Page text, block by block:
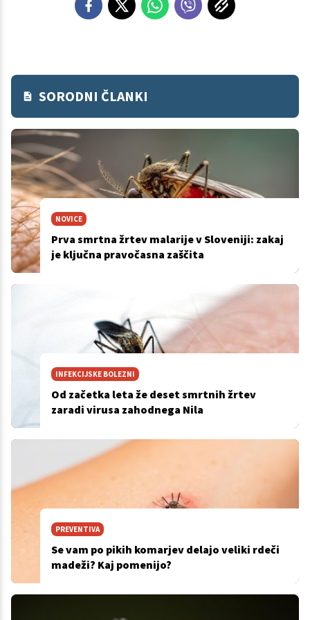
SORODNI ČLANKI
NOVICE
Prva smrtna žrtev malarije v Sloveniji: zakaj
je ključna pravočasna zaščita
INFEKCIJSKE BOLEZNI
Od začetka leta že deset smrtnih žrtev
zaradi virusa zahodnega Nila
PREVENTIVA
Se vam po pikih komarjev delajo veliki rdeči
madeži? Kaj pomenijo?